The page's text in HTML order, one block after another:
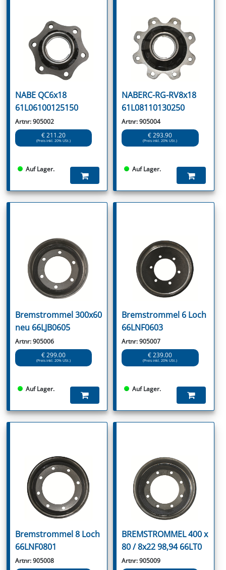
NABE QC6x18
61L06100125150
Artnr: 905002
€ 211.20
(Preis inkl. 20% USt.)
Auf Lager.
NABERC-RG-RV8x18
61L08110130250
Artnr: 905004
€ 293.90
(Preis inkl. 20% USt.)
Auf Lager.
Bremstrommel 300x60
neu 66LJB0605
Artnr: 905006
€ 299.00
(Preis inkl. 20% USt.)
Auf Lager.
Bremstrommel 6 Loch
66LNF0603
Artnr: 905007
€ 239.00
(Preis inkl. 20% USt.)
Auf Lager.
Bremstrommel 8 Loch
66LNF0801
Artnr: 905008
BREMSTROMMEL 400 x
80 / 8x22 98,94 66LT0
Artnr: 905009